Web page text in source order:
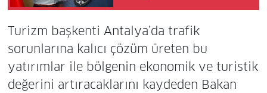
Turizm başkenti Antalya’da trafik
sorunlarına kalıcı çözüm üreten bu
yatırımlar ile bölgenin ekonomik ve turistik
değerini artıracaklarını kaydeden Bakan